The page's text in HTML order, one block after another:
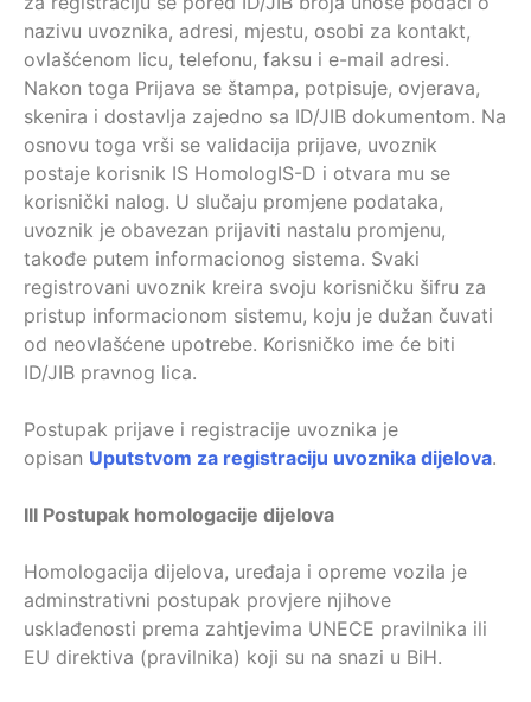
nazivu uvoznika, adresi, mjestu, osobi za kontakt,
ovlašćenom licu, telefonu, faksu i e-mail adresi.
Nakon toga Prijava se štampa, potpisuje, ovjerava,
skenira i dostavlja zajedno sa ID/JIB dokumentom. Na
osnovu toga vrši se validacija prijave, uvoznik
postaje korisnik IS HomologIS-D i otvara mu se
korisnički nalog. U slučaju promjene podataka,
uvoznik je obavezan prijaviti nastalu promjenu,
takođe putem informacionog sistema. Svaki
registrovani uvoznik kreira svoju korisničku šifru za
pristup informacionom sistemu, koju je dužan čuvati
od neovlašćene upotrebe. Korisničko ime će biti
ID/JIB pravnog lica.
Postupak prijave i registracije uvoznika je
opisan Uputstvom za registraciju uvoznika dijelova.
III Postupak homologacije dijelova
Homologacija dijelova, uređaja i opreme vozila je
adminstrativni postupak provjere njihove
usklađenosti prema zahtjevima UNECE pravilnika ili
EU direktiva (pravilnika) koji su na snazi u BiH.